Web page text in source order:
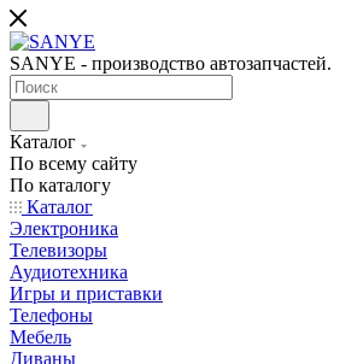
SANYE - производство автозапчастей.
Каталог
По всему сайту
По каталогу
Каталог
Электроника
Телевизоры
Аудиотехника
Игры и приставки
Телефоны
Мебель
Диваны